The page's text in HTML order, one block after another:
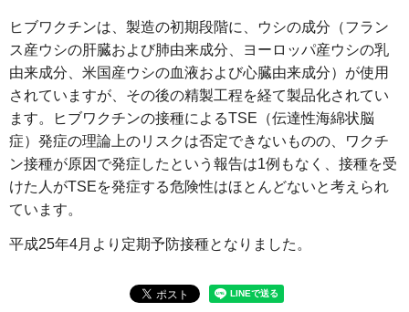
ヒブワクチンは、製造の初期段階に、ウシの成分（フラン
ス産ウシの肝臓および肺由来成分、ヨーロッパ産ウシの乳
由来成分、米国産ウシの血液および心臓由来成分）が使用
されていますが、その後の精製工程を経て製品化されてい
ます。ヒブワクチンの接種によるTSE（伝達性海綿状脳
症）発症の理論上のリスクは否定できないものの、ワクチ
ン接種が原因で発症したという報告は1例もなく、接種を受
けた人がTSEを発症する危険性はほとんどないと考えられ
ています。
平成25年4月より定期予防接種となりました。